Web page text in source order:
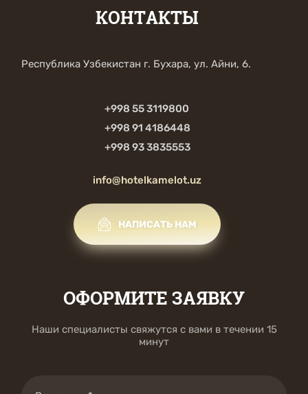
КОНТАКТЫ
Республика Узбекистан г. Бухара, ул. Айни, 6.
+998 55 3119800
+998 91 4186448
+998 93 3835553
info@hotelkamelot.uz
НАПИСАТЬ НАМ
ОФОРМИТЕ ЗАЯВКУ
Наши специалисты свяжутся с вами в течении 15
минут